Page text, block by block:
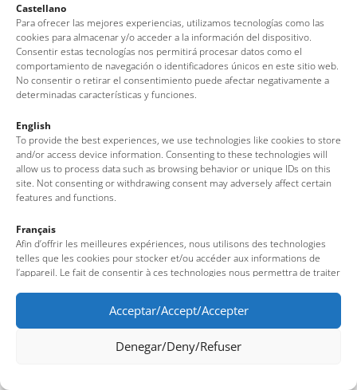
Castellano
Para ofrecer las mejores experiencias, utilizamos tecnologías como las
cookies para almacenar y/o acceder a la información del dispositivo.
Consentir estas tecnologías nos permitirá procesar datos como el
comportamiento de navegación o identificadores únicos en este sitio web.
No consentir o retirar el consentimiento puede afectar negativamente a
determinadas características y funciones.
English
To provide the best experiences, we use technologies like cookies to store
and/or access device information. Consenting to these technologies will
allow us to process data such as browsing behavior or unique IDs on this
site. Not consenting or withdrawing consent may adversely affect certain
features and functions.
Français
Afin d’offrir les meilleures expériences, nous utilisons des technologies
telles que les cookies pour stocker et/ou accéder aux informations de
l’appareil. Le fait de consentir à ces technologies nous permettra de traiter
uniques sur ce site. Le fait de ne pas consentir ou de retirer son
consentement peut avoir un effet négatif sur certaines fonctionnalités et
caractéristiques du site.
Acceptar/Accept/Accepter
Denegar/Deny/Refuser
Gelateria-iogurteria Gelio
Filomena
1 2 3 4 5 6